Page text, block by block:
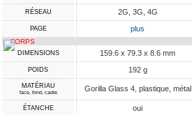
RÉSEAU 2G, 3G, 4G
PAGE plus
CORPS
DIMENSIONS 159.6 x 79.3 x 8.6 mm
POIDS 192 g
MATÉRIAU
face, fond, cadre Gorilla Glass 4, plastique, métal
ÉTANCHE oui